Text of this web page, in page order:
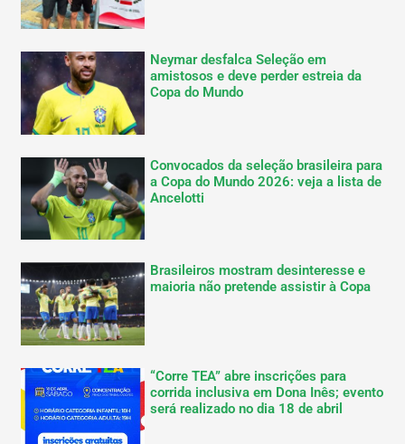
Neymar desfalca Seleção em
amistosos e deve perder estreia da
Copa do Mundo
Convocados da seleção brasileira para
a Copa do Mundo 2026: veja a lista de
Ancelotti
Brasileiros mostram desinteresse e
maioria não pretende assistir à Copa
“Corre TEA” abre inscrições para
corrida inclusiva em Dona Inês; evento
será realizado no dia 18 de abril